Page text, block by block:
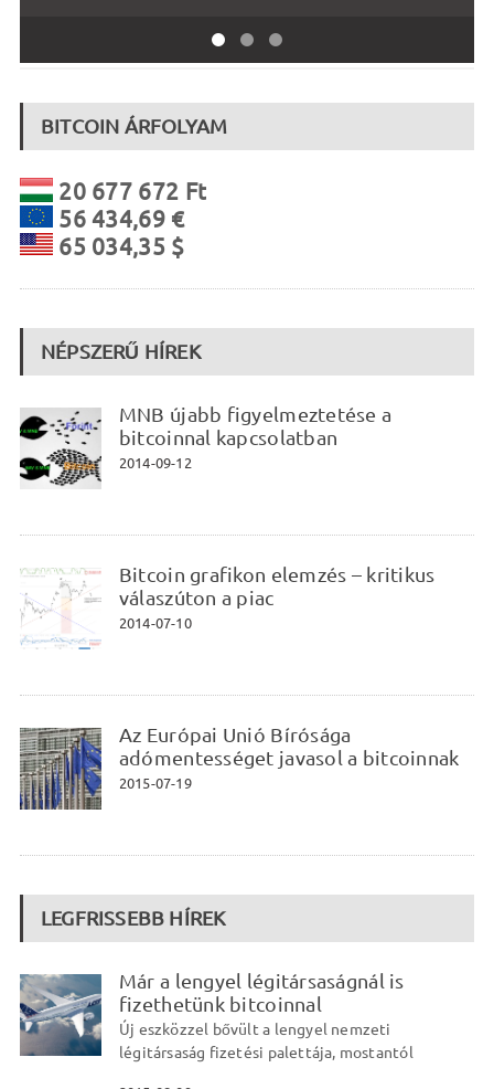
BITCOIN ÁRFOLYAM
20 677 672 Ft
56 434,69 €
65 034,35 $
NÉPSZERŰ HÍREK
MNB újabb figyelmeztetése a
bitcoinnal kapcsolatban
2014-09-12
Bitcoin grafikon elemzés – kritikus
válaszúton a piac
2014-07-10
Az Európai Unió Bírósága
adómentességet javasol a bitcoinnak
2015-07-19
LEGFRISSEBB HÍREK
Már a lengyel légitársaságnál is
fizethetünk bitcoinnal
Új eszközzel bővült a lengyel nemzeti
légitársaság fizetési palettája, mostantól